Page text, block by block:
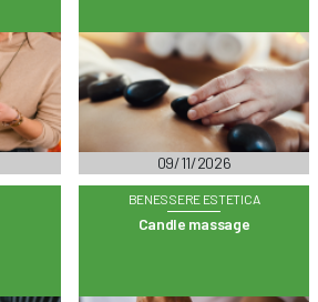
09/11/2026
BENESSERE ESTETICA
Candle massage